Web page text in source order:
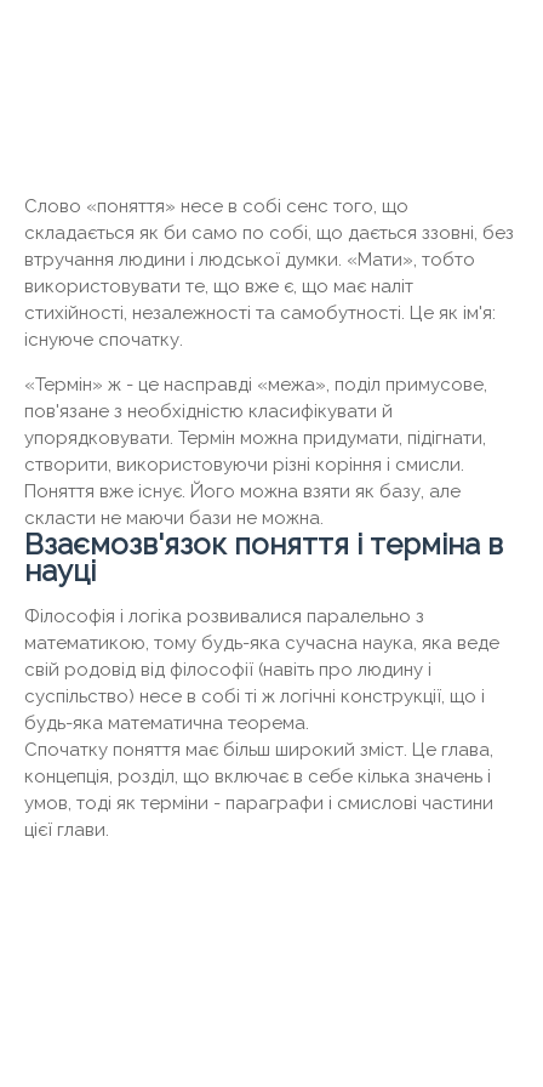
Слово «поняття» несе в собі сенс того, що
складається як би само по собі, що дається ззовні, без
втручання людини і людської думки. «Мати», тобто
використовувати те, що вже є, що має наліт
стихійності, незалежності та самобутності. Це як ім'я:
існуюче спочатку.
«Термін» ж - це насправді «межа», поділ примусове,
пов'язане з необхідністю класифікувати й
упорядковувати. Термін можна придумати, підігнати,
створити, використовуючи різні коріння і смисли.
Поняття вже існує. Його можна взяти як базу, але
скласти не маючи бази не можна.
Взаємозв'язок поняття і терміна в
науці
Філософія і логіка розвивалися паралельно з
математикою, тому будь-яка сучасна наука, яка веде
свій родовід від філософії (навіть про людину і
суспільство) несе в собі ті ж логічні конструкції, що і
будь-яка математична теорема.
Спочатку поняття має більш широкий зміст. Це глава,
концепція, розділ, що включає в себе кілька значень і
умов, тоді як терміни - параграфи і смислові частини
цієї глави.